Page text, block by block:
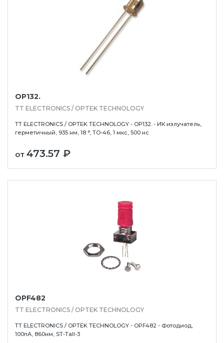
OP132.
TT ELECTRONICS / OPTEK TECHNOLOGY
TT ELECTRONICS / OPTEK TECHNOLOGY - OP132. - ИК излучатель,
герметичный, 935 нм, 18 °, TO-46, 1 мкс, 500 нс
от 473.57 ₽
OPF482
TT ELECTRONICS / OPTEK TECHNOLOGY
TT ELECTRONICS / OPTEK TECHNOLOGY - OPF482 - Фотодиод,
100пА, 860нм, ST-Tall-3